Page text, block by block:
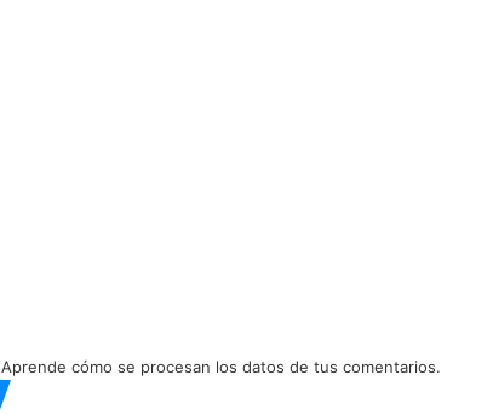
Aprende cómo se procesan los datos de tus comentarios.